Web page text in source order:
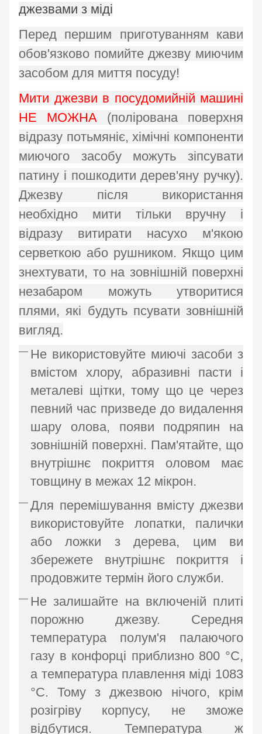
джезвами з міді
Перед першим приготуванням кави
обов'язково помийте джезву миючим
засобом для миття посуду!
Мити джезви в посудомийній машині
НЕ МОЖНА (полірована поверхня
відразу потьмяніє, хімічні компоненти
миючого засобу можуть зіпсувати
патину і пошкодити дерев'яну ручку).
Джезву після використання
необхідно мити тільки вручну і
відразу витирати насухо м'якою
серветкою або рушником. Якщо цим
знехтувати, то на зовнішній поверхні
незабаром можуть утворитися
плями, які будуть псувати зовнішній
вигляд.
Не використовуйте миючі засоби з
вмістом хлору, абразивні пасти і
металеві щітки, тому що це через
певний час призведе до видалення
шару олова, появи подряпин на
зовнішній поверхні. Пам'ятайте, що
внутрішнє покриття оловом має
товщину в межах 12 мікрон.
Для перемішування вмісту джезви
використовуйте лопатки, палички
або ложки з дерева, цим ви
збережете внутрішнє покриття і
продовжите термін його служби.
Не залишайте на включеній плиті
порожню джезву. Середня
температура полум'я палаючого
газу в конфорці приблизно 800 °C,
а температура плавлення міді 1083
°C. Тому з джезвою нічого, крім
розігріву корпусу, не зможе
відбутися. Температура ж